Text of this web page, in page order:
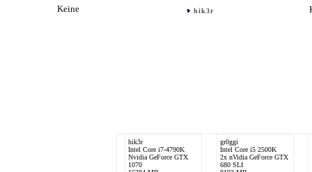
Keine hik3r
hik3r
Intel Core i7-4790K
Nvidia GeForce GTX
1070
gr0ggi
Intel Core i5 2500K
2x nVidia GeForce GTX
680 SLI